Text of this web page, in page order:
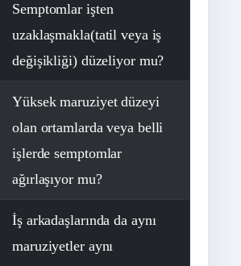
Semptomlar işten
uzaklaşmakla(tatil veya iş
değişikliği) düzeliyor mu?
Yüksek maruziyet düzeyi
olan ortamlarda veya belli
işlerde semptomlar
ağırlaşıyor mu?
İş arkadaşlarında da aynı
maruziyetler aynı